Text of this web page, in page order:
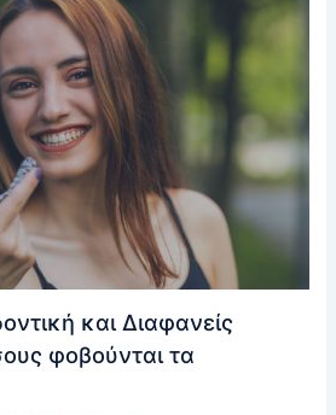
και Διαφανείς
φοβούνται τα